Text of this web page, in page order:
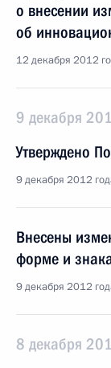
о внесении
об
12 декабря 2012
9 декабря
Утверждено
9 декабря 2012
Внесены
форме и
9 декабря 2012
8 декабря